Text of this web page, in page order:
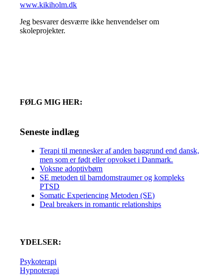
www.kikiholm.dk
Jeg besvarer desværre ikke henvendelser om
skoleprojekter.
FØLG MIG HER:
Seneste indlæg
Terapi til mennesker af anden baggrund end dansk,
men som er født eller opvokset i Danmark.
Voksne adoptivbørn
SE metoden til barndomstraumer og kompleks
PTSD
Somatic Experiencing Metoden (SE)
Deal breakers in romantic relationships
YDELSER:
Psykoterapi
Hypnoterapi